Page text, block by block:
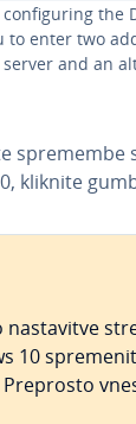
the
to enter two
and an
spremembe
kliknite
na­sta­vi­tve
10
Preprosto